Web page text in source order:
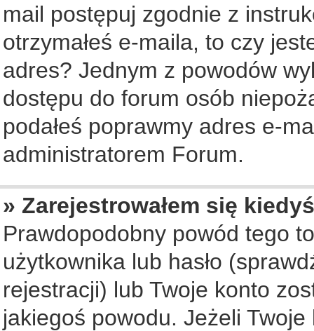
mail postępuj zgodnie z
otrzymałeś e-maila, to czy
adres? Jednym z powodów
dostępu do forum osób
podałeś poprawmy adres e-
administratorem Forum.
» Zarejestrowałem się
Prawdopodobny powód tego
użytkownika lub hasło
rejestracji) lub Twoje konto
jakiegoś powodu. Jeżeli